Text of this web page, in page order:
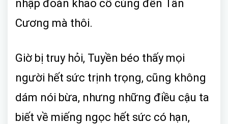
nhập đoàn khảo cổ cùng đến Tân
Cương mà thôi.
Giờ bị truy hỏi, Tuyền béo thấy mọi
người hết sức trịnh trọng, cũng không
dám nói bừa, nhưng những điều cậu ta
biết về miếng ngọc hết sức có hạn,